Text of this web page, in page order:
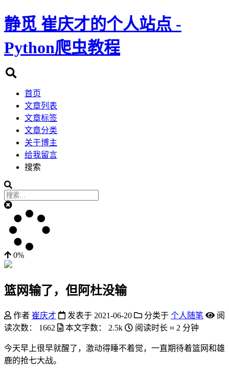
静觅 崔庆才的个人站点 -
Python爬虫教程
首页
文章列表
文章标签
文章分类
关于博主
给我留言
搜索
0%
篮网输了，但阿杜没输
作者 崔庆才 发表于 2021-06-20 分类于 个人随笔
阅
读次数：
1662 本文字数： 2.5k 阅读时长 ≈ 2 分钟
今天早上很早就醒了，激动得睡不着觉，一直期待着篮网和雄
鹿的抢七大战。